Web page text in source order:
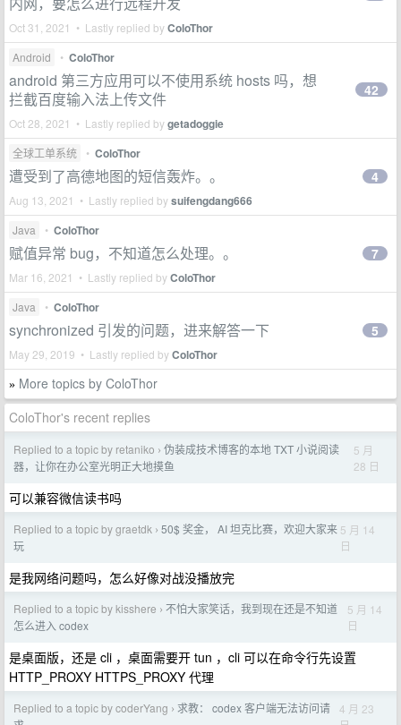
Oct 31, 2021 • Lastly replied byColoThor
Android • ColoThor
android 第三方应用可以不使用系统 hosts 吗，想
拦截百度输入法上传文件
Oct 28, 2021 • Lastly replied bygetadoggie
42
全球工单系统 • ColoThor
遭受到了高德地图的短信轰炸。。
Aug 13, 2021 • Lastly replied bysuifengdang666
4
Java • ColoThor
赋值异常 bug，不知道怎么处理。。
Mar 16, 2021 • Lastly replied byColoThor
7
Java • ColoThor
synchronized 引发的问题，进来解答一下
May 29, 2019 • Lastly replied byColoThor
5
» More topics by ColoThor
ColoThor's recent replies
Replied to a topic by retaniko › 伪装成技术博客的本地 TXT 小说阅读
器，让你在办公室光明正大地摸鱼
5 月
28 日
可以兼容微信读书吗
Replied to a topic by graetdk › 50$ 奖金， AI 坦克比赛，欢迎大家来
玩
5 月 14
日
是我网络问题吗，怎么好像对战没播放完
Replied to a topic by kisshere › 不怕大家笑话，我到现在还是不知道
怎么进入 codex
5 月 14
日
是桌面版，还是 cli ，桌面需要开 tun ，cli 可以在命令行先设置
HTTP_PROXY HTTPS_PROXY 代理
Replied to a topic by coderYang › 求教： codex 客户端无法访问请
4 月 23